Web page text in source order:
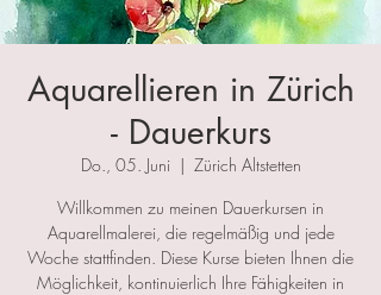
Aquarellieren in Zürich
- Dauerkurs
Do., 05. Juni
  |
Zürich Altstetten
Willkommen zu meinen Dauerkursen in
Aquarellmalerei, die regelmäßig und jede
Woche stattfinden. Diese Kurse bieten Ihnen die
Möglichkeit, kontinuierlich Ihre Fähigkeiten in